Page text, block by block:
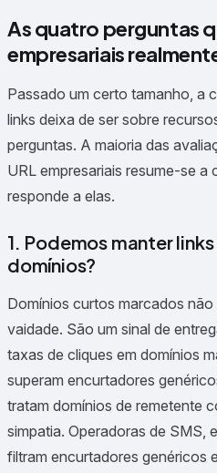
As quatro perguntas
empresariais
Passado um certo tamanho, a
links deixa de ser sobre
perguntas. A maioria das
URL empresariais resume-se
responde a elas.
1. Podemos manter
domínios?
Domínios curtos marcados
vaidade. São um sinal de
taxas de cliques em domínios
superam encurtadores
tratam domínios de remetente
simpatia. Operadoras de SMS,
filtram encurtadores genéricos